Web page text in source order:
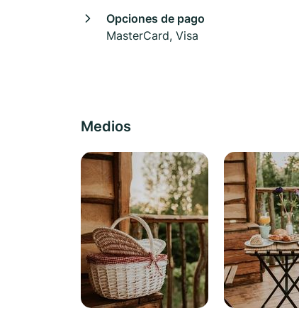
Opciones de pago
MasterCard, Visa
Medios